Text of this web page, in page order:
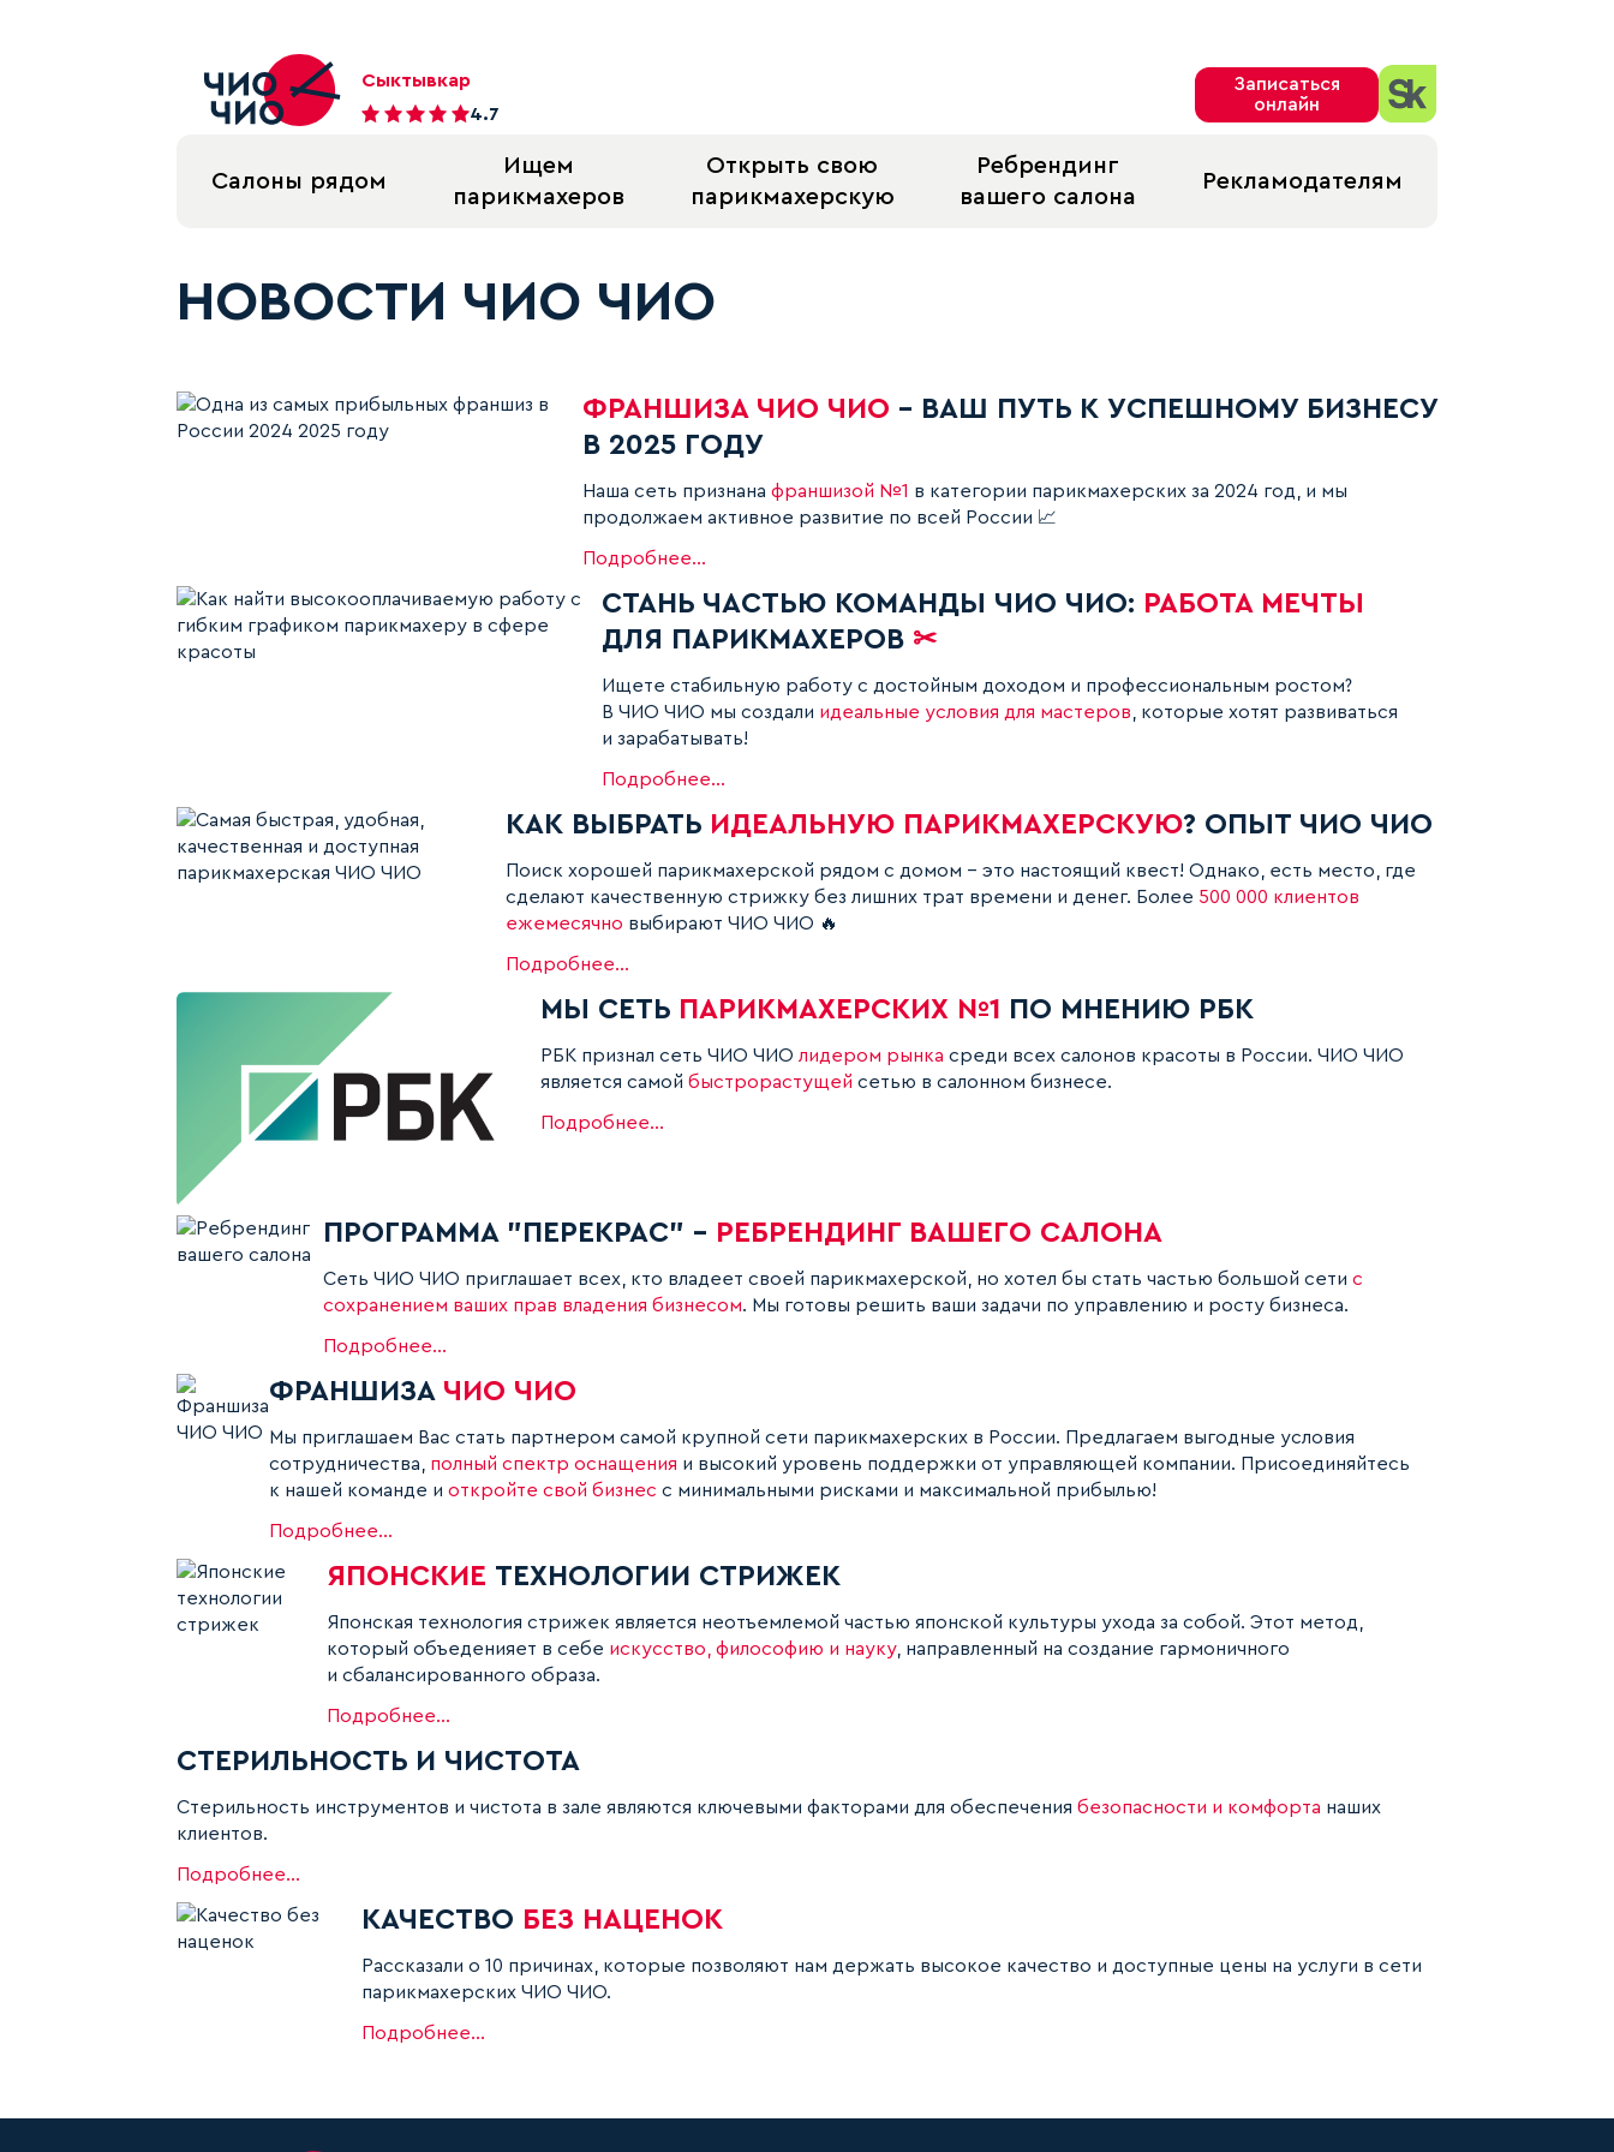
Сыктывкар
4.7
Записаться
онлайн
Салоны рядом
Ищем
парикмахеров
Открыть свою
парикмахерскую
Ребрендинг
вашего салона
Рекламодателям
НОВОСТИ ЧИО ЧИО
Блог, статьи и список новостей парикмахерской ЧИО ЧИО
ФРАНШИЗА ЧИО ЧИО - ВАШ ПУТЬ К УСПЕШНОМУ БИЗНЕСУ
В 2025 ГОДУ
Одна из самых прибыльных франшиз в России 2024 2025 году
Наша сеть признана франшизой №1 в категории парикмахерских за 2024 год, и мы
продолжаем активное развитие по всей России 📈
Подробнее...
СТАНЬ ЧАСТЬЮ КОМАНДЫ ЧИО ЧИО: РАБОТА МЕЧТЫ
ДЛЯ ПАРИКМАХЕРОВ ✂
Ищете стабильную работу с достойным доходом и профессиональным ростом?
В ЧИО ЧИО мы создали идеальные условия для мастеров , которые хотят развиваться
и зарабатывать!
Подробнее...
КАК ВЫБРАТЬ ИДЕАЛЬНУЮ ПАРИКМАХЕРСКУЮ? ОПЫТ ЧИО ЧИО
Поиск хорошей парикмахерской рядом с домом - это настоящий квест! Однако, есть место, где
сделают качественную стрижку без лишних трат времени и денег. Более 500 000 клиентов
ежемесячно выбирают ЧИО ЧИО 🔥
Подробнее...
МЫ СЕТЬ ПАРИКМАХЕРСКИХ №1 ПО МНЕНИЮ PБК
РБК признал сеть ЧИО ЧИО лидером рынка среди всех салонов красоты в России. ЧИО ЧИО
является самой быстрорастущей сетью в салонном бизнесе.
Подробнее...
ПРОГРАММА "ПЕРЕКРАС" - РЕБРЕНДИНГ ВАШЕГО САЛОНА
Сеть ЧИО ЧИО приглашает всех, кто владеет своей парикмахерской, но хотел бы стать частью большой сетис
сохранением ваших прав владения бизнесом. Мы готовы решить ваши задачи по управлению и росту бизнеса.
Подробнее...
ФРАНШИЗА ЧИО ЧИО
Мы приглашаем Вас стать партнером самой крупной сети парикмахерских в России. Предлагаем выгодные условия
сотрудничества, полный спектр оснащения и высокий уровень поддержки от управляющей компании. Присоединяйтесь
к нашей команде и откройте свой бизнес с минимальными рисками и максимальной прибылью!
Подробнее...
ЯПОНСКИЕ ТЕХНОЛОГИИ СТРИЖЕК
Японская технология стрижек является неотъемлемой частью японской культуры ухода за собой. Этот метод,
который объеденияет в себе искусство, философию и науку, направленный на создание гармоничного
и сбалансированного образа.
Подробнее...
СТЕРИЛЬНОСТЬ И ЧИСТОТА
Стерильность инструментов и чистота в зале являются ключевыми факторами для обеспечения безопасности и комфорта наших
клиентов.
Подробнее...
КАЧЕСТВО БЕЗ НАЦЕНОК
Рассказали о 10 причинах, которые позволяют нам держать высокое качество и доступные цены на услуги в сети
парикмахерских ЧИО ЧИО.
Подробнее...